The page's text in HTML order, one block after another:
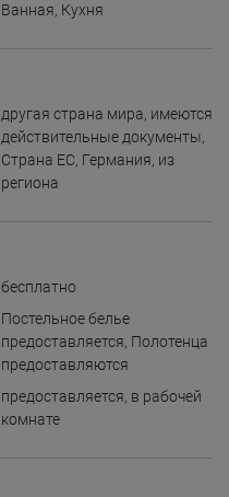
Ванная, Кухня
другая страна мира, имеются
действительные документы,
Страна ЕС, Германия, из
региона
бесплатно
Постельное белье
предоставляется, Полотенца
предоставляются
предоставляется, в рабочей
комнате